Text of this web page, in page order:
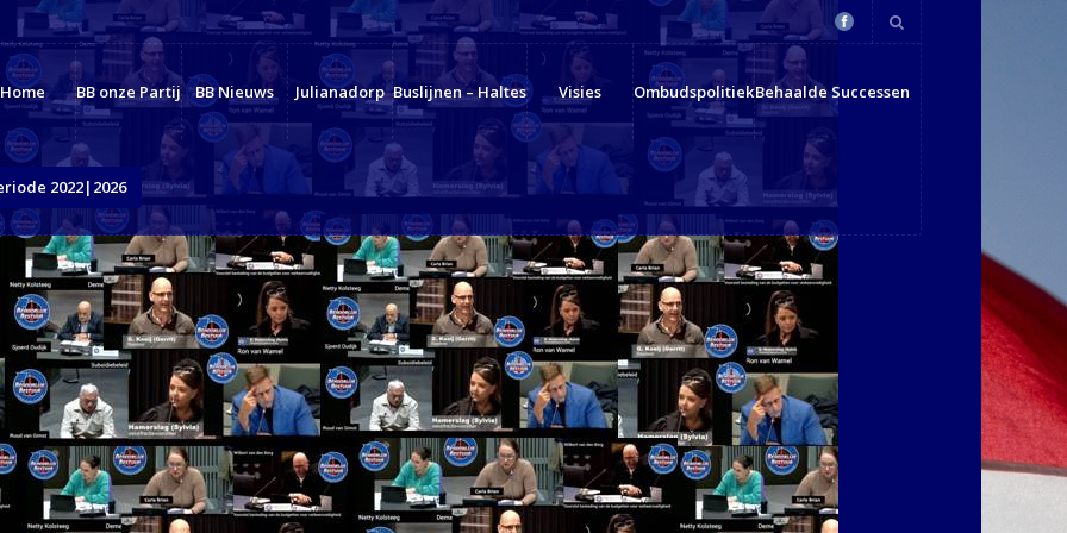
Home BB onze Partij BB Nieuws Julianadorp Buslijnen – Haltes Visies OmbudspolitiekBehaalde Successen
2022|2026